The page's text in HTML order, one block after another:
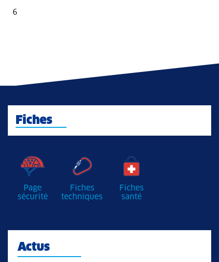
6
Fiches
Page
sécurité
Fiches
techniques
Fiches
santé
Actus